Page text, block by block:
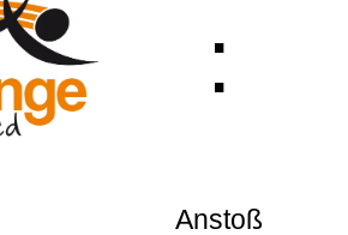
:
Anstoß